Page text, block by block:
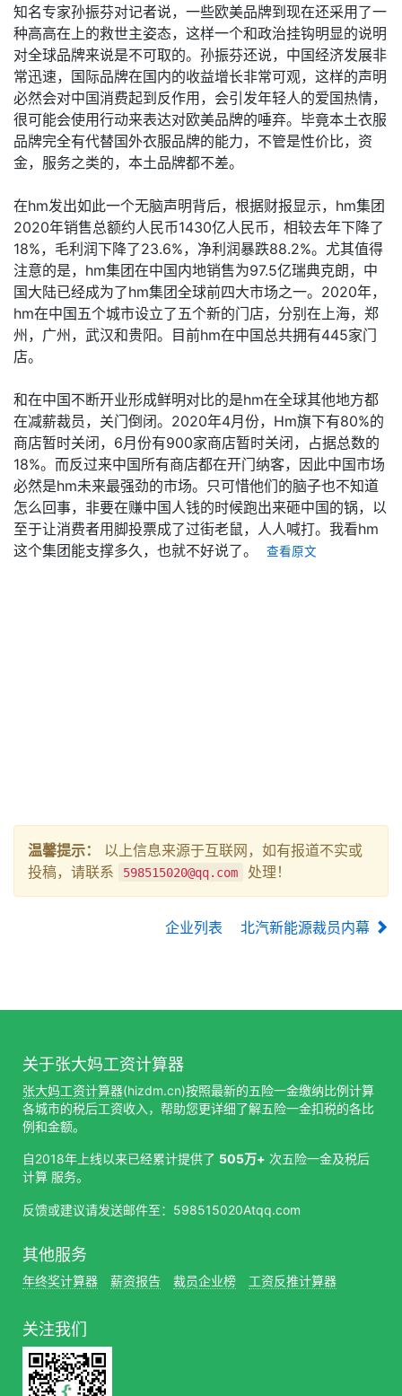
知名专家孙振芬对记者说，一些欧美品牌到现在还采用了一
种高高在上的救世主姿态，这样一个和政治挂钩明显的说明
对全球品牌来说是不可取的。孙振芬还说，中国经济发展非
常迅速，国际品牌在国内的收益增长非常可观，这样的声明
必然会对中国消费起到反作用，会引发年轻人的爱国热情，
很可能会使用行动来表达对欧美品牌的唾弃。毕竟本土衣服
品牌完全有代替国外衣服品牌的能力，不管是性价比，资
金，服务之类的，本土品牌都不差。
在hm发出如此一个无脑声明背后，根据财报显示，hm集团
2020年销售总额约人民币1430亿人民币，相较去年下降了
18%，毛利润下降了23.6%，净利润暴跌88.2%。尤其值得
注意的是，hm集团在中国内地销售为97.5亿瑞典克朗，中
国大陆已经成为了hm集团全球前四大市场之一。2020年，
hm在中国五个城市设立了五个新的门店，分别在上海，郑
州，广州，武汉和贵阳。目前hm在中国总共拥有445家门
店。
和在中国不断开业形成鲜明对比的是hm在全球其他地方都
在减薪裁员，关门倒闭。2020年4月份，Hm旗下有80%的
商店暂时关闭，6月份有900家商店暂时关闭，占据总数的
18%。而反过来中国所有商店都在开门纳客，因此中国市场
必然是hm未来最强劲的市场。只可惜他们的脑子也不知道
怎么回事，非要在赚中国人钱的时候跑出来砸中国的锅，以
至于让消费者用脚投票成了过街老鼠，人人喊打。我看hm
这个集团能支撑多久，也就不好说了。
查看原文
温馨提示：
以上信息来源于互联网，如有报道不实或
投稿，请联系
598515020@qq.com 处理！
企业列表 北汽新能源裁员内幕
关于张大妈工资计算器
张大妈工资计算器(hizdm.cn)按照最新的五险一金缴纳比例计算
各城市的税后工资收入，帮助您更详细了解五险一金扣税的各比
例和金额。
自2018年上线以来已经累计提供了 505万+ 次五险一金及税后
计算 服务。
反馈或建议请发送邮件至：598515020Atqq.com
其他服务
年终奖计算器 薪资报告 裁员企业榜 工资反推计算器
关注我们